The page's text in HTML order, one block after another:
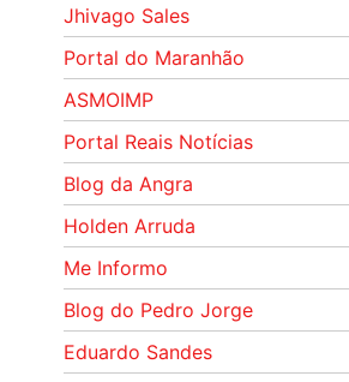
Jhivago Sales
Portal do Maranhão
ASMOIMP
Portal Reais Notí­cias
Blog da Angra
Holden Arruda
Me Informo
Blog do Pedro Jorge
Eduardo Sandes